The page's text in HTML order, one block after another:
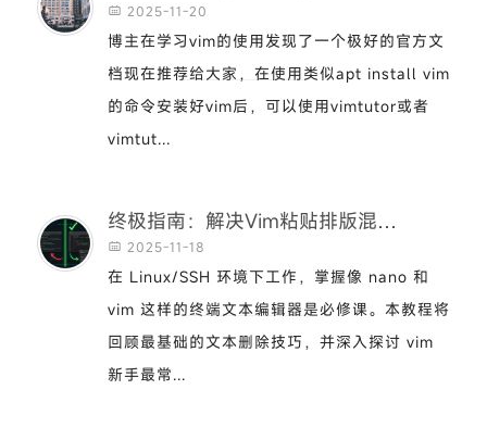
 2025-11-20
博主在学习vim的使用发现了一个极好的官方文
档现在推荐给大家，在使用类似apt install vim
的命令安装好vim后，可以使用vimtutor或者
vimtut...
终极指南：解决Vim粘贴排版混乱，并打造高效终端编辑器
 2025-11-18
在 Linux/SSH 环境下工作，掌握像 nano 和
vim 这样的终端文本编辑器是必修课。本教程将
回顾最基础的文本删除技巧，并深入探讨 vim
新手最常...